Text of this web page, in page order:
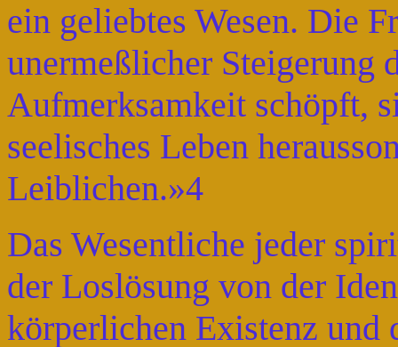
ein geliebtes Wesen. Die
unermeßlicher Steigerung
Aufmerksamkeit schöpft,
seelisches Leben
Leiblichen.»4
Das Wesentliche jeder
der Loslösung von der
körperlichen Existenz und